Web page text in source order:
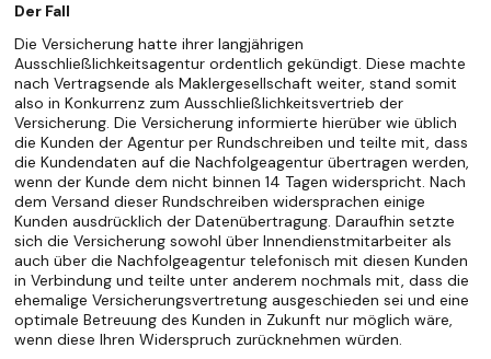
Der Fall
Die Versicherung hatte ihrer langjährigen
Ausschließlichkeitsagentur ordentlich gekündigt. Diese machte
nach Vertragsende als Maklergesellschaft weiter, stand somit
also in Konkurrenz zum Ausschließlichkeitsvertrieb der
Versicherung. Die Versicherung informierte hierüber wie üblich
die Kunden der Agentur per Rundschreiben und teilte mit, dass
die Kundendaten auf die Nachfolgeagentur übertragen werden,
wenn der Kunde dem nicht binnen 14 Tagen widerspricht. Nach
dem Versand dieser Rundschreiben widersprachen einige
Kunden ausdrücklich der Datenübertragung. Daraufhin setzte
sich die Versicherung sowohl über Innendienstmitarbeiter als
auch über die Nachfolgeagentur telefonisch mit diesen Kunden
in Verbindung und teilte unter anderem nochmals mit, dass die
ehemalige Versicherungsvertretung ausgeschieden sei und eine
optimale Betreuung des Kunden in Zukunft nur möglich wäre,
wenn diese Ihren Widerspruch zurücknehmen würden.